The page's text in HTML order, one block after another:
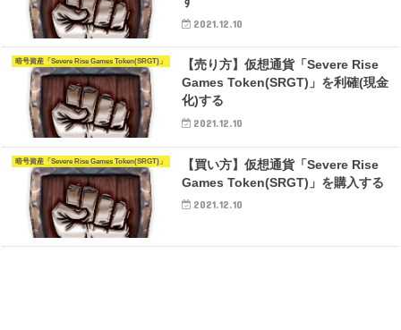
2021.12.10
暗号資産「Severe Rise Games Token(SRGT)」
【売り方】仮想通貨「Severe Rise
Games Token(SRGT)」を利確(現金
化)する
2021.12.10
暗号資産「Severe Rise Games Token(SRGT)」
【買い方】仮想通貨「Severe Rise
Games Token(SRGT)」を購入する
2021.12.10